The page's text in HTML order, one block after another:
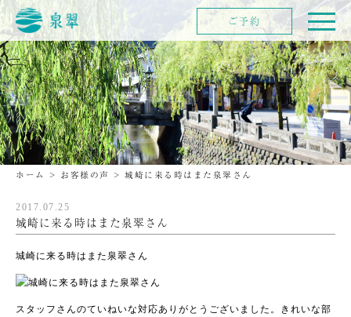
ホーム > お客様の声 > 城崎に来る時はまた泉翠さん
2017.07.25
城崎に来る時はまた泉翠さん
城崎に来る時はまた泉翠さん
スタッフさんのていねいな対応ありがとうございました。きれいな部
ご予約